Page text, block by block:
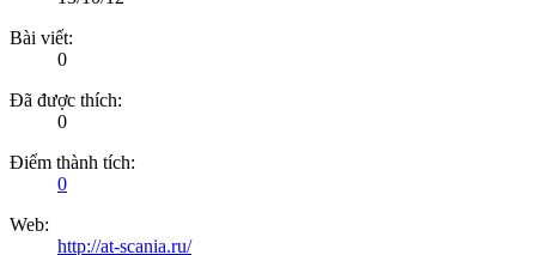
Bài viết:
0
Đã được thích:
0
Điểm thành tích:
0
Web:
http://at-scania.ru/